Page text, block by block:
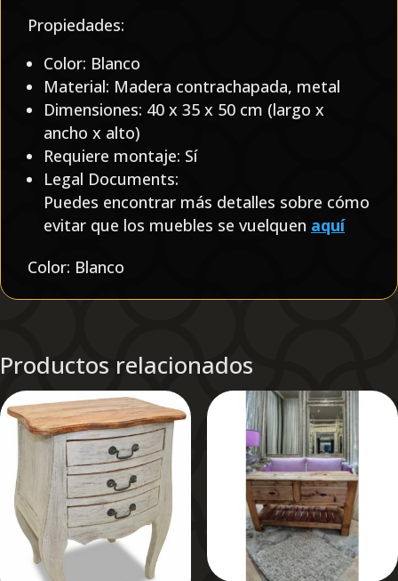
Propiedades:
Color: Blanco
Material: Madera contrachapada, metal
Dimensiones: 40 x 35 x 50 cm (largo x
ancho x alto)
Requiere montaje: Sí
Legal Documents:
Puedes encontrar más detalles sobre cómo
evitar que los muebles se vuelquen aquí
Color: Blanco
Productos relacionados